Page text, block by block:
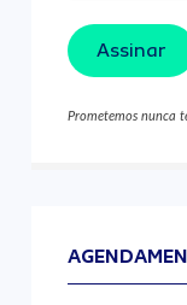
Assinar
Prometemos nunca